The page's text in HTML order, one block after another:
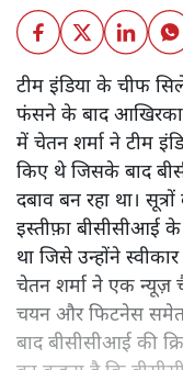
टीम इंडिया के चीफ
फंसने के बाद
में चेतन शर्मा ने टीम
किए थे जिसके बाद
दबाव बन रहा था।
इस्तीफ़ा बीसीसीआई
था जिसे उन्होंने
चेतन शर्मा ने एक
चयन और फिटनेस समेत
बाद बीसीसीआई की